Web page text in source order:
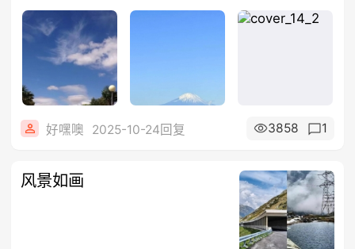
好嘿噢 2025-10-24回复 3858 1
风景如画